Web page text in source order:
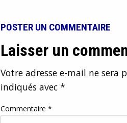
POSTER UN COMMENTAIRE
Laisser un
Votre adresse e-mail ne sera
indiqués avec *
Commentaire *